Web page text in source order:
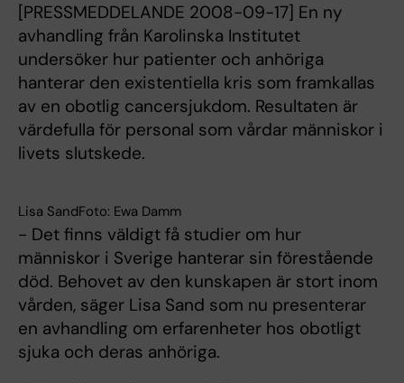
[PRESSMEDDELANDE 2008-09-17] En ny
avhandling från Karolinska Institutet
undersöker hur patienter och anhöriga
hanterar den existentiella kris som framkallas
av en obotlig cancersjukdom. Resultaten är
värdefulla för personal som vårdar människor i
livets slutskede.
Lisa SandFoto: Ewa Damm
- Det finns väldigt få studier om hur
människor i Sverige hanterar sin förestående
död. Behovet av den kunskapen är stort inom
vården, säger Lisa Sand som nu presenterar
en avhandling om erfarenheter hos obotligt
sjuka och deras anhöriga.